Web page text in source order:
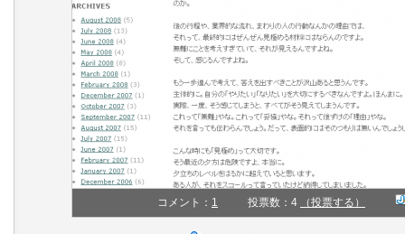
コメント： 1 投票数：4 （投票する）